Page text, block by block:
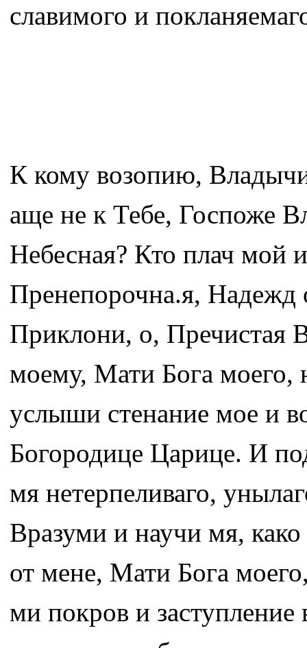
славимого и
К кому возопию,
аще не к Тебе, Госпоже
Небесная? Кто плач мой
Пренепорочна.я,
Приклони, о, Пречистая
моему, Мати Бога
услыши стенание мое и
Богородице Царице. И
мя нетерпеливаго,
Вразуми и научи мя,
от мене, Мати Бога
ми покров и